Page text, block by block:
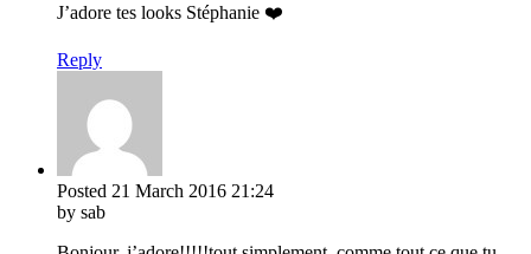
J’adore tes looks Stéphanie ❤️
Reply
Posted 21 March 2016 21:24
by sab